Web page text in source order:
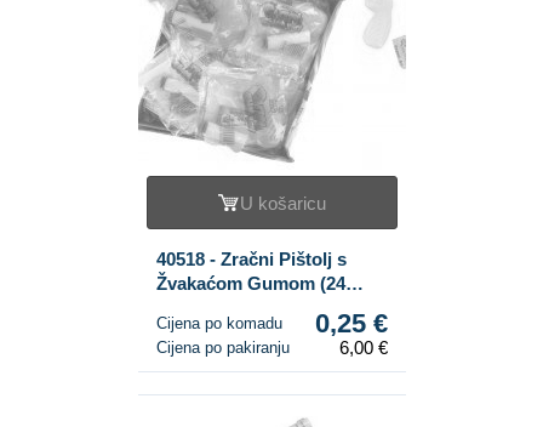
U košaricu
40518 - Zračni Pištolj s
Žvakaćom Gumom (24
Cijena po komadu 0,25 €
Cijena po pakiranju 6,00 €